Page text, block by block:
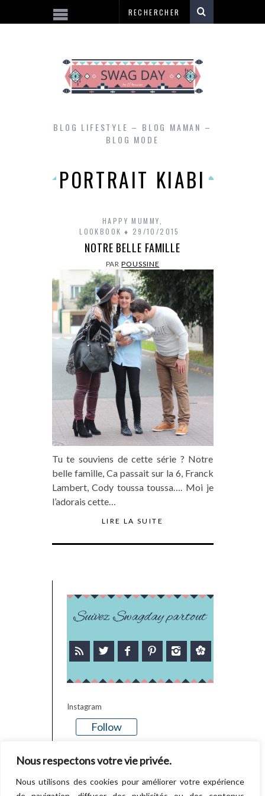
Nous respectons votre vie privée.
Nous utilisons des cookies pour améliorer votre expérience
BLOG LIFESTYLE – BLOG MAMAN –
BLOG MODE
PORTRAIT KIABI
HAPPY MUMMY
LOOKBOOK
29/10/2015
NOTRE BELLE FAMILLE
PARPOUSSINE
Tu te souviens de cette série ? Notre
belle famille, Ca passait sur la 6, Franck
Lambert, Cody toussa toussa…. Moi je
l’adorais cette…
LIRE LA SUITE
Suivez Swagday partout
Instagram
Follow